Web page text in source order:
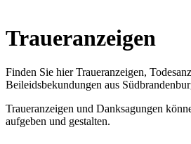
Traueranzeigen
Finden Sie hier Traueranzeigen,
Beileidsbekundungen aus
Traueranzeigen und Danksagungen
aufgeben und gestalten.